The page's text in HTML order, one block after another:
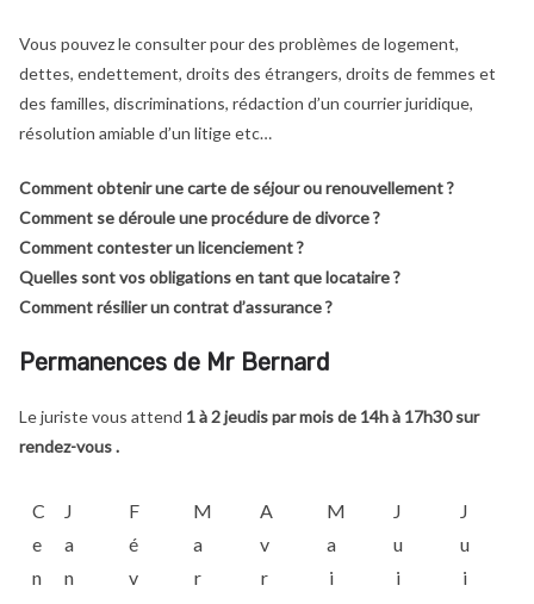
Vous pouvez le consulter pour des problèmes de logement,
dettes, endettement, droits des étrangers, droits de femmes et
des familles, discriminations, rédaction d’un courrier juridique,
résolution amiable d’un litige etc…
Comment obtenir une carte de séjour ou renouvellement ?
Comment se déroule une procédure de divorce ?
Comment contester un licenciement ?
Quelles sont vos obligations en tant que locataire ?
Comment résilier un contrat d’assurance ?
Permanences de Mr Bernard
Le juriste vous attend 1 à 2 jeudis par mois de 14h à 17h30 sur
rendez-vous .
C
e
n
J
a
n
F
é
v
M
a
r
A
v
r
M
a
i
J
u
i
J
u
i